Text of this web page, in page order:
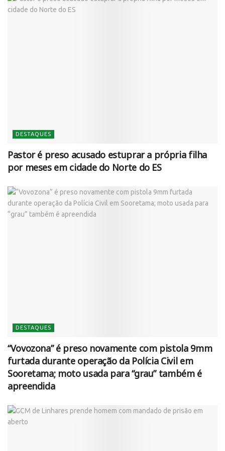
DESTAQUES
Pastor é preso acusado estuprar a própria filha
por meses em cidade do Norte do ES
DESTAQUES
“Vovozona” é preso novamente com pistola 9mm
furtada durante operação da Polícia Civil em
Sooretama; moto usada para “grau” também é
apreendida